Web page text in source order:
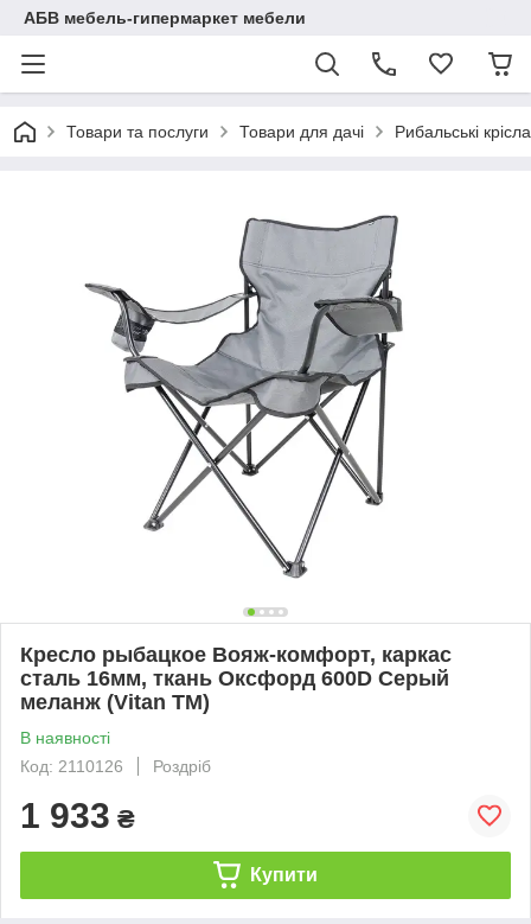
АБВ мебель-гипермаркет мебели
Товари та послуги Товари для дачі Рибальські крісла
Кресло рыбацкое Вояж-комфорт, каркас
сталь 16мм, ткань Оксфорд 600D Серый
меланж (Vitan TM)
В наявності
Код: 2110126
Роздріб
1 933 ₴
Купити